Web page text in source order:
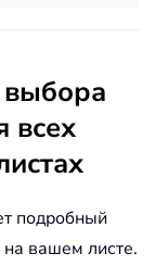
всех
подробный
на вашем листе.